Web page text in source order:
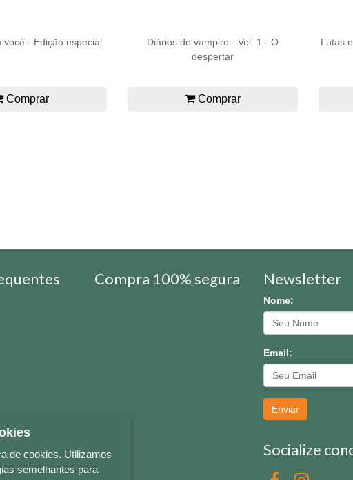
você - Edição especial
Comprar
Diários do vampiro - Vol. 1 - O
despertar
Comprar
Lutas
Compra 100% segura Newsletter
Nome:
Email:
Enviar
Socialize
de cookies. Utilizamos
semelhantes para